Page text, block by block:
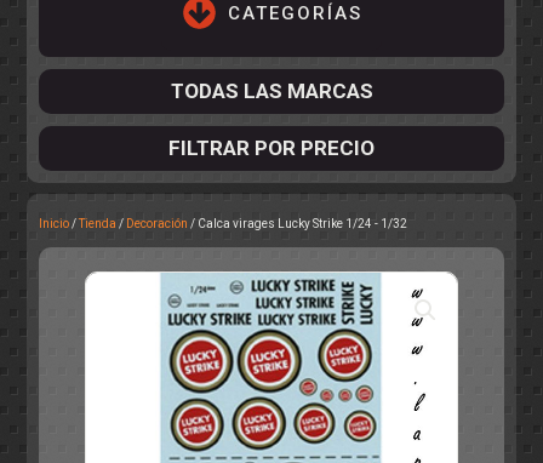
CATEGORÍAS
ACCESORIOS
CIRCUITOS
ELECTRÓNICA
OTROS
TODAS LAS MARCAS
FILTRAR POR PRECIO
Inicio/Tienda / Decoración / Calca virages Lucky Strike 1/24 - 1/32